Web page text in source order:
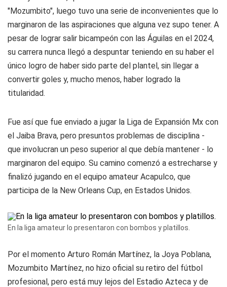
"Mozumbito", luego tuvo una serie de inconvenientes que lo
marginaron de las aspiraciones que alguna vez supo tener. A
pesar de lograr salir bicampeón con las Águilas en el 2024,
su carrera nunca llegó a despuntar teniendo en su haber el
único logro de haber sido parte del plantel, sin llegar a
convertir goles y, mucho menos, haber logrado la
titularidad.
Fue así que fue enviado a jugar la Liga de Expansión Mx con
el Jaiba Brava, pero presuntos problemas de disciplina -
que involucran un peso superior al que debía mantener - lo
marginaron del equipo. Su camino comenzó a estrecharse y
finalizó jugando en el equipo amateur Acapulco, que
participa de la New Orleans Cup, en Estados Unidos.
En la liga amateur lo presentaron con bombos y platillos.
Por el momento Arturo Román Martínez, la Joya Poblana,
Mozumbito Martínez, no hizo oficial su retiro del fútbol
profesional, pero está muy lejos del Estadio Azteca y de